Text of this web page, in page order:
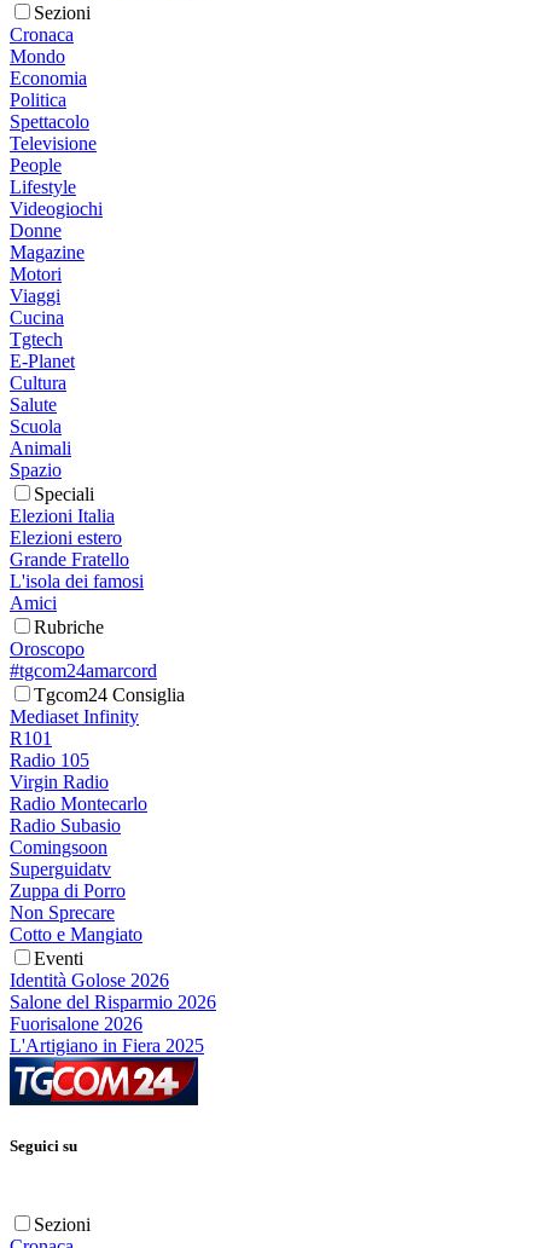
Sezioni
Cronaca
Mondo
Economia
Politica
Spettacolo
Televisione
People
Lifestyle
Videogiochi
Donne
Magazine
Motori
Viaggi
Cucina
Tgtech
E-Planet
Cultura
Salute
Scuola
Animali
Spazio
Speciali
Elezioni Italia
Elezioni estero
Grande Fratello
L'isola dei famosi
Amici
Rubriche
Oroscopo
#tgcom24amarcord
Tgcom24 Consiglia
Mediaset Infinity
R101
Radio 105
Virgin Radio
Radio Montecarlo
Radio Subasio
Comingsoon
Superguidatv
Zuppa di Porro
Non Sprecare
Cotto e Mangiato
Eventi
Identità Golose 2026
Salone del Risparmio 2026
Fuorisalone 2026
L'Artigiano in Fiera 2025
Seguici su
Sezioni